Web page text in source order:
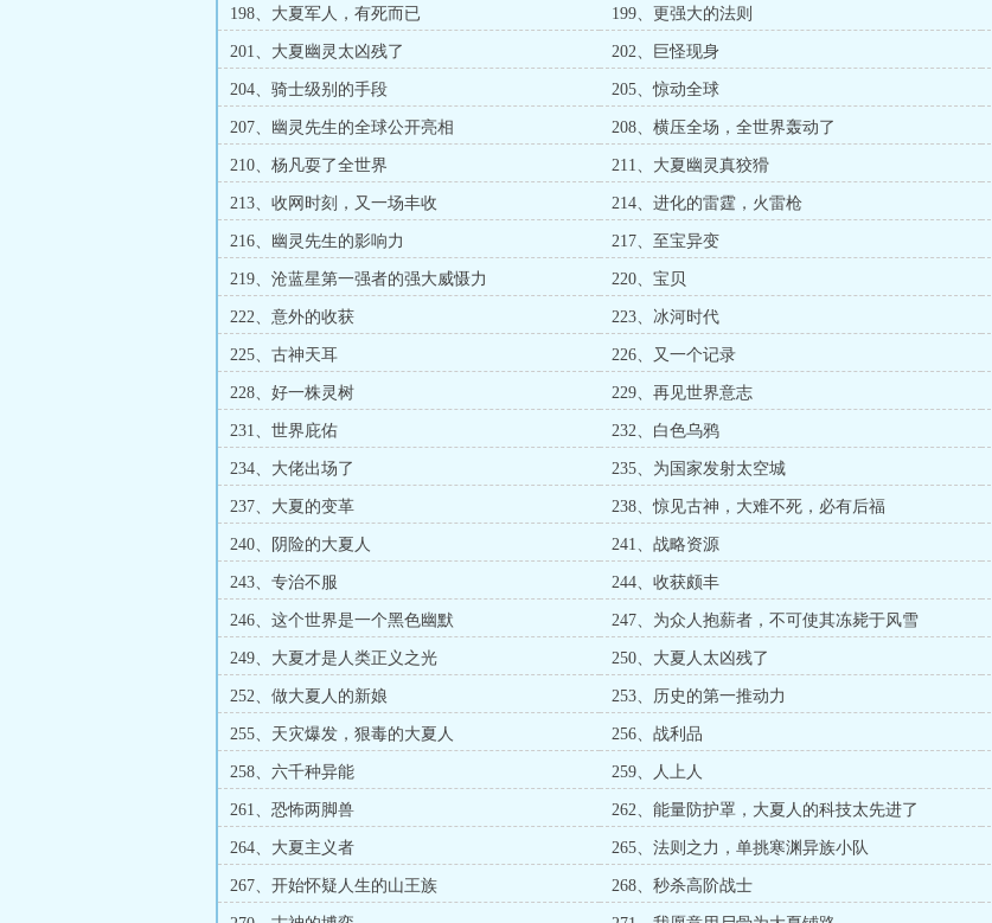
198、大夏军人，有死而已 199、更强大的法则
201、大夏幽灵太凶残了 202、巨怪现身
204、骑士级别的手段 205、惊动全球
207、幽灵先生的全球公开亮相 208、横压全场，全世界轰动了
210、杨凡耍了全世界 211、大夏幽灵真狡猾
213、收网时刻，又一场丰收 214、进化的雷霆，火雷枪
216、幽灵先生的影响力 217、至宝异变
219、沧蓝星第一强者的强大威慑力 220、宝贝
222、意外的收获 223、冰河时代
225、古神天耳 226、又一个记录
228、好一株灵树 229、再见世界意志
231、世界庇佑 232、白色乌鸦
234、大佬出场了 235、为国家发射太空城
237、大夏的变革 238、惊见古神，大难不死，必有后福
240、阴险的大夏人 241、战略资源
243、专治不服 244、收获颇丰
246、这个世界是一个黑色幽默 247、为众人抱薪者，不可使其冻毙于风雪
249、大夏才是人类正义之光 250、大夏人太凶残了
252、做大夏人的新娘 253、历史的第一推动力
255、天灾爆发，狠毒的大夏人 256、战利品
258、六千种异能 259、人上人
261、恐怖两脚兽 262、能量防护罩，大夏人的科技太先进了
264、大夏主义者 265、法则之力，单挑寒渊异族小队
267、开始怀疑人生的山王族 268、秒杀高阶战士